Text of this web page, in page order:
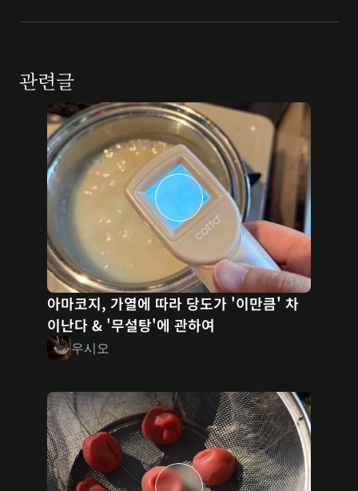
관련글
아마코지, 가열에 따라 당도가 '이만큼' 차
이난다 & '무설탕'에 관하여
우시오